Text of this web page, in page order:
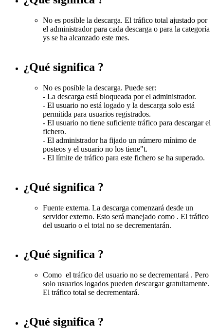
No es posible la descarga. El tráfico total ajustado por
el administrador para cada descarga o para la categoría
ys se ha alcanzado este mes.
¿Qué significa ?
No es posible la descarga. Puede ser:
- La descarga está bloqueada por el administrador.
- El usuario no está logado y la descarga solo está
permitida para usuarios registrados.
- El usuario no tiene suficiente tráfico para descargar el
fichero.
- El administrador ha fijado un número mínimo de
posteos y el usuario no los tiene"t.
- El límite de tráfico para este fichero se ha superado.
¿Qué significa ?
Fuente externa. La descarga comenzará desde un
servidor externo. Esto será manejado como . El tráfico
del usuario o el total no se decrementarán.
¿Qué significa ?
Como el tráfico del usuario no se decrementará . Pero
solo usuarios logados pueden descargar gratuitamente.
El tráfico total se decrementará.
¿Qué significa ?